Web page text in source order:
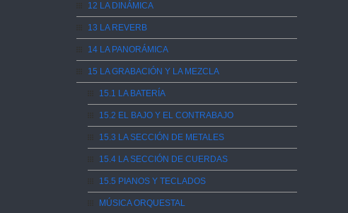
12 LA DINÁMICA
13 LA REVERB
14 LA PANORÁMICA
15 LA GRABACIÓN Y LA MEZCLA
15.1 LA BATERÍA
15.2 EL BAJO Y EL CONTRABAJO
15.3 LA SECCIÓN DE METALES
15.4 LA SECCIÓN DE CUERDAS
15.5 PIANOS Y TECLADOS
MÚSICA ORQUESTAL